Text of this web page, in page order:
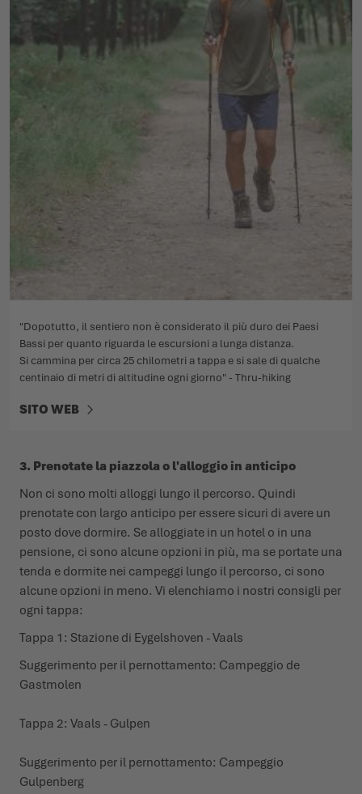
"Dopotutto, il sentiero non è considerato il più duro dei Paesi
Bassi per quanto riguarda le escursioni a lunga distanza.
Si cammina per circa 25 chilometri a tappa e si sale di qualche
centinaio di metri di altitudine ogni giorno" - Thru-hiking
SITO WEB
3. Prenotate la piazzola o l'alloggio in anticipo
Non ci sono molti alloggi lungo il percorso. Quindi
prenotate con largo anticipo per essere sicuri di avere un
posto dove dormire. Se alloggiate in un hotel o in una
pensione, ci sono alcune opzioni in più, ma se portate una
tenda e dormite nei campeggi lungo il percorso, ci sono
alcune opzioni in meno. Vi elenchiamo i nostri consigli per
ogni tappa:
Tappa 1: Stazione di Eygelshoven - Vaals
Suggerimento per il pernottamento: Campeggio de
Gastmolen
Tappa 2: Vaals - Gulpen
Suggerimento per il pernottamento: Campeggio
Gulpenberg